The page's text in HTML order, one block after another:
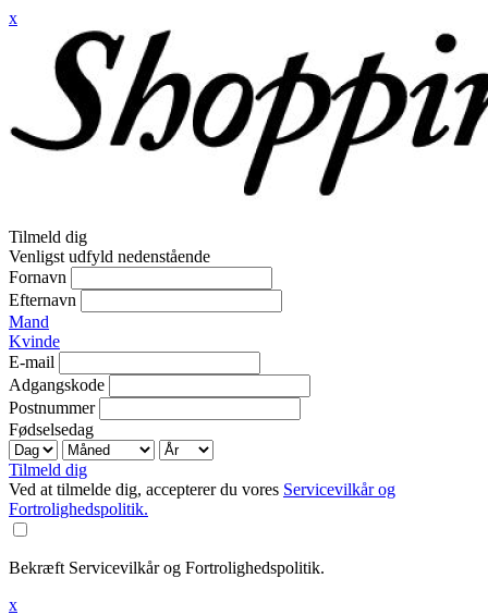
x
Tilmeld dig
Venligst udfyld nedenstående
Fornavn
Efternavn
Mand
Kvinde
E-mail
Adgangskode
Postnummer
Fødselsedag
Tilmeld dig
Ved at tilmelde dig, accepterer du vores Servicevilkår og
Fortrolighedspolitik.
Bekræft Servicevilkår og Fortrolighedspolitik.
x